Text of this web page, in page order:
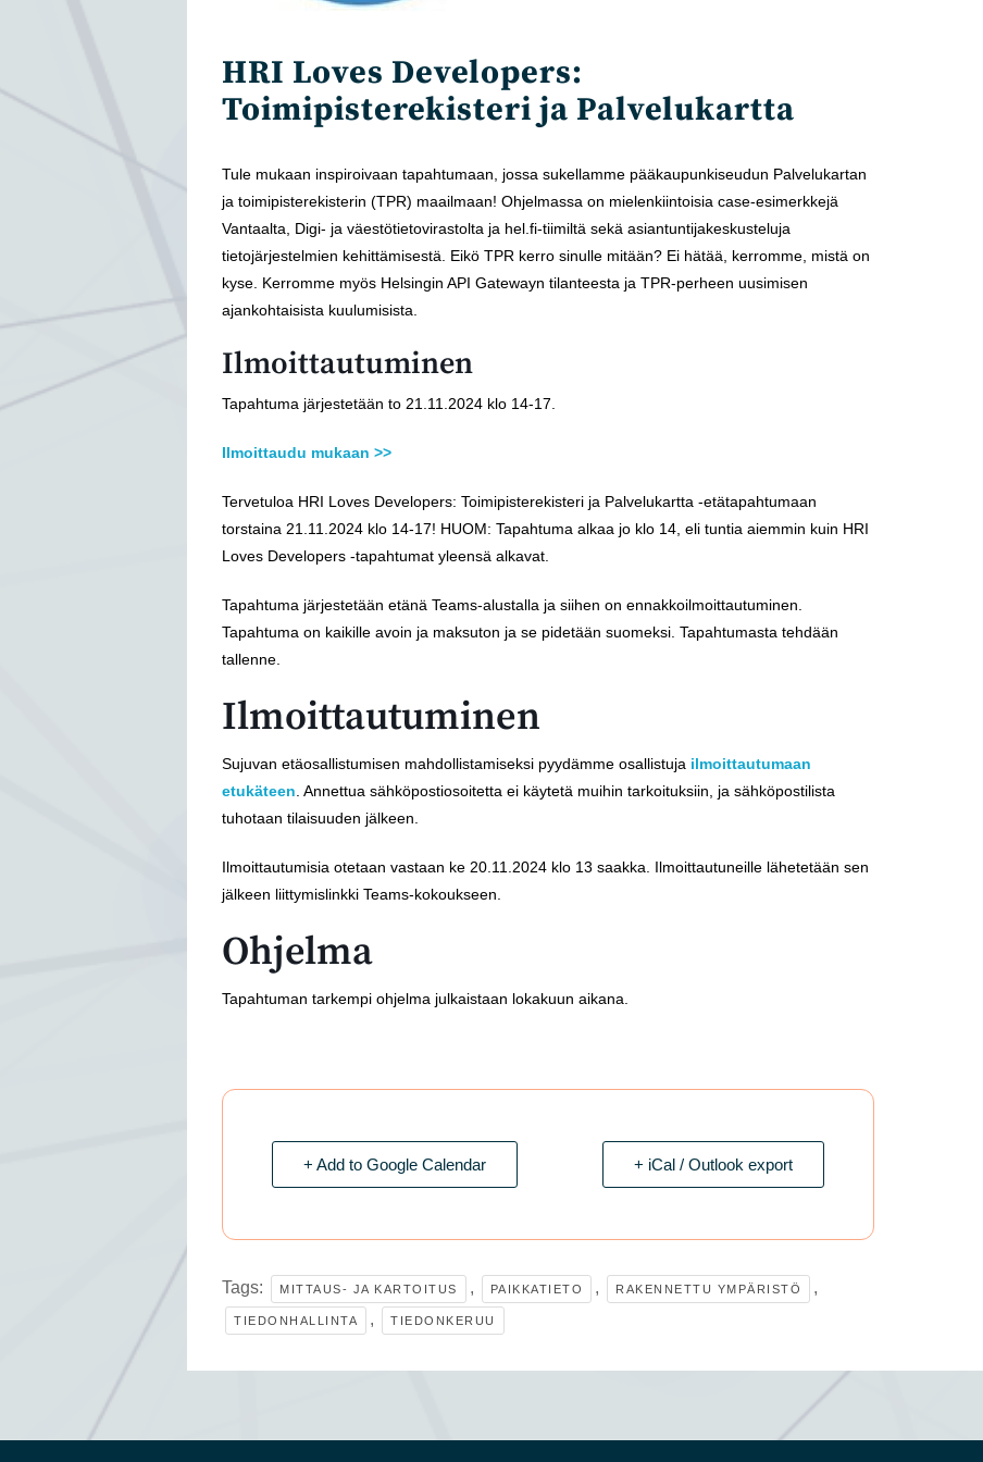
HRI Loves Developers:
Toimipisterekisteri ja Palvelukartta
Tule mukaan inspiroivaan tapahtumaan, jossa sukellamme pääkaupunkiseudun Palvelukartan
ja toimipisterekisterin (TPR) maailmaan! Ohjelmassa on mielenkiintoisia case-esimerkkejä
Vantaalta, Digi- ja väestötietovirastolta ja hel.fi-tiimiltä sekä asiantuntijakeskusteluja
tietojärjestelmien kehittämisestä. Eikö TPR kerro sinulle mitään? Ei hätää, kerromme, mistä on
kyse. Kerromme myös Helsingin API Gatewayn tilanteesta ja TPR-perheen uusimisen
ajankohtaisista kuulumisista.
Ilmoittautuminen
Tapahtuma järjestetään to 21.11.2024 klo 14-17.
Ilmoittaudu mukaan >>
Tervetuloa HRI Loves Developers: Toimipisterekisteri ja Palvelukartta -etätapahtumaan
torstaina 21.11.2024 klo 14-17! HUOM: Tapahtuma alkaa jo klo 14, eli tuntia aiemmin kuin HRI
Loves Developers -tapahtumat yleensä alkavat.
Tapahtuma järjestetään etänä Teams-alustalla ja siihen on ennakkoilmoittautuminen.
Tapahtuma on kaikille avoin ja maksuton ja se pidetään suomeksi. Tapahtumasta tehdään
tallenne.
Ilmoittautuminen
Sujuvan etäosallistumisen mahdollistamiseksi pyydämme osallistuja ilmoittautumaan
etukäteen . Annettua sähköpostiosoitetta ei käytetä muihin tarkoituksiin, ja sähköpostilista
tuhotaan tilaisuuden jälkeen.
Ilmoittautumisia otetaan vastaan ke 20.11.2024 klo 13 saakka. Ilmoittautuneille lähetetään sen
jälkeen liittymislinkki Teams-kokoukseen.
Ohjelma
Tapahtuman tarkempi ohjelma julkaistaan lokakuun aikana.
+ Add to Google Calendar + iCal / Outlook export
Tags: MITTAUS- JA KARTOITUS , PAIKKATIETO , RAKENNETTU YMPÄRISTÖ ,
TIEDONHALLINTA , TIEDONKERUU